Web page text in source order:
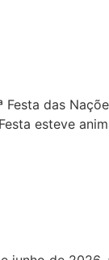
das
esteve